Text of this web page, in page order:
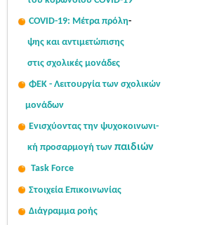
COVID-19: Μέτρα πρόλη-
ψης και αντιμετώπισης
στις σχολικές μονάδες
ΦΕΚ - Λειτουργία των σχολικών
μονάδων
Ενισχύοντας την ψυχοκοινωνι-
κή προσαρμογή των παιδιών
Task Force
Στοιχεία Επικοινωνίας
Διάγραμμα ροής